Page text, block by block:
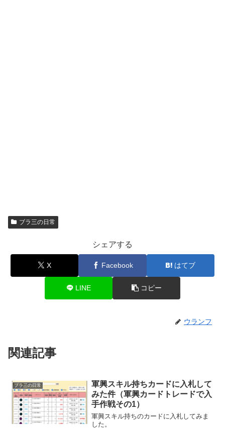
ブラ三の日常
シェアする
X Facebook はてブ
LINE コピー
ウランフ
関連記事
ブラ三の日常
軍興スキル持ちカードに入札して
みた件（軍興カードトレードで入
手作戦その1）
軍興スキル持ちのカードに入札してみま
した。